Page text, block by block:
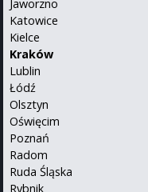
Jaworzno
Katowice
Kielce
Kraków
Lublin
Łódź
Olsztyn
Oświęcim
Poznań
Radom
Ruda Śląska
Rybnik